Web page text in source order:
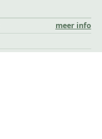
meer info